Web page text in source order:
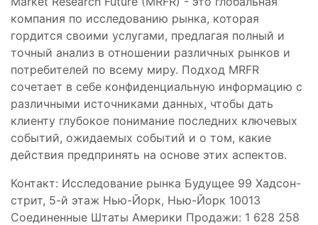
компания по исследованию рынка, которая
гордится своими услугами, предлагая полный и
точный анализ в отношении различных рынков и
потребителей по всему миру. Подход MRFR
сочетает в себе конфиденциальную информацию с
различными источниками данных, чтобы дать
клиенту глубокое понимание последних ключевых
событий, ожидаемых событий и о том, какие
действия предпринять на основе этих аспектов.
Контакт: Исследование рынка Будущее 99 Хадсон-
стрит, 5-й этаж Нью-Йорк, Нью-Йорк 10013
Соединенные Штаты Америки Продажи: 1 628 258